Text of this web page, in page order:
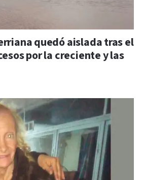
quedó aislada tras el
por la creciente y las